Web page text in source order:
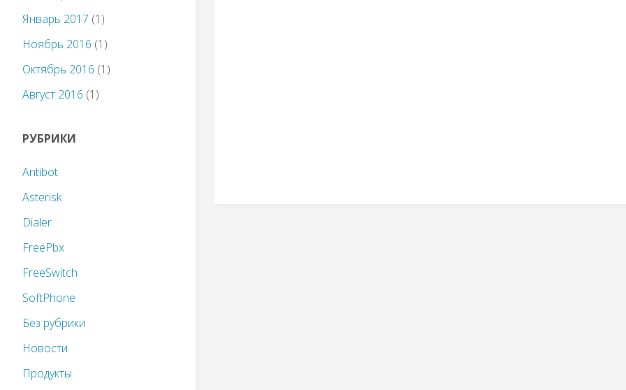
Январь 2017 (1)
Ноябрь 2016 (1)
Октябрь 2016 (1)
Август 2016 (1)
РУБРИКИ
Antibot
Asterisk
Dialer
FreePbx
FreeSwitch
SoftPhone
Без рубрики
Новости
Продукты